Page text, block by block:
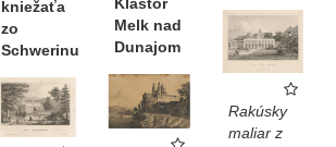
kniežaťa
zo
Schwerinu
Melk nad
Dunajom
Rakúsky
maliar z